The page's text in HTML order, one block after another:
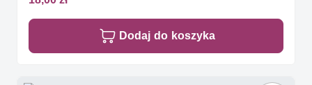
Dodaj do koszyka